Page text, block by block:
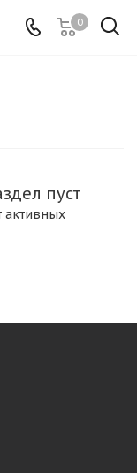
0
пуст
активных